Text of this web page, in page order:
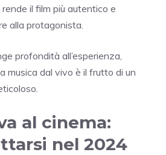
il film più autentico e
alla protagonista.
profondità all’esperienza,
musica dal vivo è il frutto di un
al cinema:
nel 2024